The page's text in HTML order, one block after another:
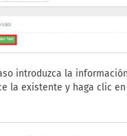
introduzca la
la existente y haga clic en